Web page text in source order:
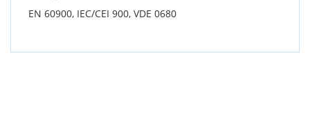
EN 60900, IEC/CEI 900, VDE 0680